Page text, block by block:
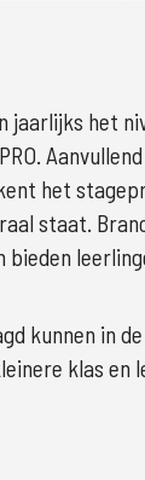
jaarlijks het
het
staat.
kunnen in
klas en